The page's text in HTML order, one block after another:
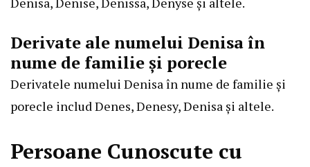
Derivate ale numelui Denisa în
nume de familie și porecle
Derivatele numelui Denisa în nume de familie și
porecle includ Denes, Denesy, Denisa și altele.
Persoane Cunoscute cu